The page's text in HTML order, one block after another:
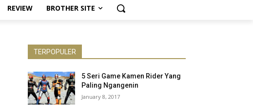
REVIEW BROTHER SITE
TERPOPULER
5 Seri Game Kamen Rider Yang
Paling Ngangenin
January 8, 2017